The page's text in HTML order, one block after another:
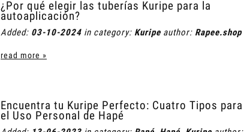
¿Por qué elegir las tuberías Kuripe para la
autoaplicación?
Added: 03-10-2024 in category: Kuripe author: Rapee.shop
read more »
Encuentra tu Kuripe Perfecto: Cuatro Tipos para
el Uso Personal de Hapé